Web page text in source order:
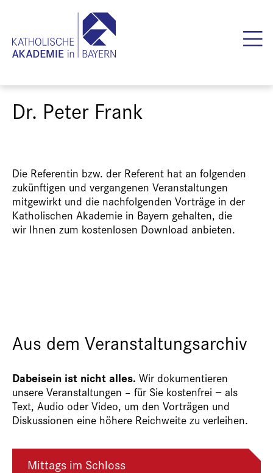
Dr. Peter Frank
Die Referentin bzw. der Referent hat an folgenden
zukünftigen und vergangenen Veranstaltungen
mitgewirkt und die nachfolgenden Vorträge in der
Katholischen Akademie in Bayern gehalten, die
wir Ihnen zum kostenlosen Download anbieten.
Aus dem Veranstaltungsarchiv
Dabeisein ist nicht alles. Wir dokumentieren
unsere Veranstaltungen – für Sie kostenfrei − als
Text, Audio oder Video, um den Vorträgen und
Diskussionen eine höhere Reichweite zu verleihen.
Mittags im Schloss